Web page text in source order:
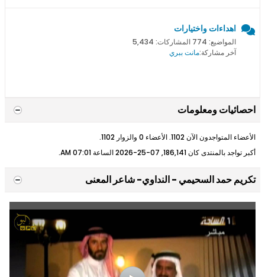
اهداءات واختيارات
المواضيع: 774 المشاركات: 5,434
آخر مشاركة:مانت ببري
احصائيات ومعلومات
الأعضاء المتواجدون الآن 1102. الأعضاء 0 والزوار 1102.
أكبر تواجد بالمنتدى كان 186,141, 07-25-2026 الساعة
07:01 AM
.
تكريم حمد السحيمي - النداوي- شاعر المعنى